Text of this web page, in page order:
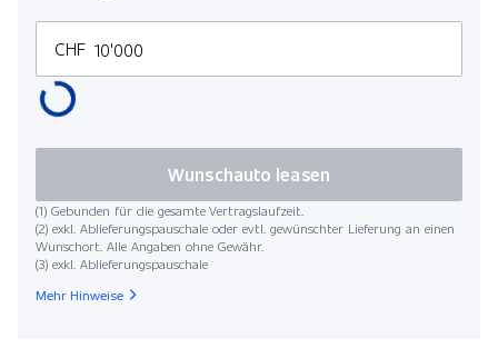
CHF
(1) Gebunden für die gesamte Vertragslaufzeit.
(2) exkl. Ablieferungspauschale oder evtl. gewünschter Lieferung an einen
Wunschort. Alle Angaben ohne Gewähr.
(3) exkl. Ablieferungspauschale
Wunschauto leasen
Mehr Hinweise